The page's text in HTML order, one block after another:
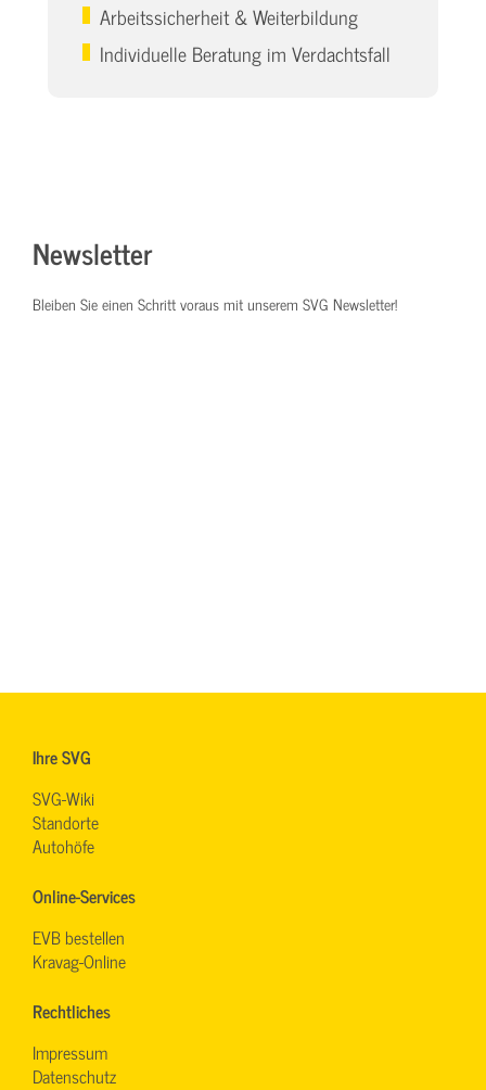
Arbeitssicherheit & Weiterbildung
Individuelle Beratung im Verdachtsfall
Newsletter
Bleiben Sie einen Schritt voraus mit unserem SVG Newsletter!
Ihre SVG
SVG-Wiki
Standorte
Autohöfe
Online-Services
EVB bestellen
Kravag-Online
Rechtliches
Impressum
Datenschutz